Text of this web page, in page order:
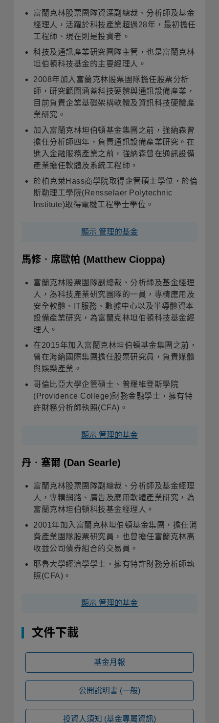
富蘭克林股票團隊資深副總裁、分析師及基金
經理人，活躍於科技產業超過28年，最初擔任
工程師、現在則是投資者。
科技及通訊產業研究團隊主管，也是富蘭克林
坦伯頓科技基金的主要經理人。
2008年加入富蘭克林股票團隊擔任股票分析
師，研究範圍涵蓋科技硬體與通訊設備產業，
目前負責企業基礎架構軟體及資訊科技硬體產
業研究。
加入富蘭克林坦伯頓基金集團之前，強納森曾
擔任分析師四年，負責通訊設備產業研究。在
進入金融服務產業之前，強納森曾在通訊設備
產業擔任軟體及系統工程師。
於柏克萊Hass商學院取得企管碩士學位，於倫
斯勒理工學院(Rensselaer Polytechnic
Institute)取得電機工程學士學位。
顯示 管理的基金
馬修‧席歐帕 (Matthew Cioppa)
富蘭克林股票團隊副總裁、分析師及基金經理
人，為科技產業研究團隊的一員，專精應用及
安全軟體、IT服務、數據中心以及半導體資本
設備產業研究，為富蘭克林坦伯頓科技基金經
理人。
在2015年加入富蘭克林坦伯頓基金集團之前，
曾在海納國際集團擔任股票研究員，負責媒體
與娛樂產業。
哥倫比亞大學企管碩士、普羅維登斯學院
(Providence College)財務金融學士，擁有特
許財務分析師執照(CFA)。
顯示 管理的基金
丹‧塞爾 (Dan Searle)
富蘭克林股票團隊副總裁、分析師及基金經理
人，專精網路、廣告及應用軟體產業研究，為
富蘭克林坦伯頓科技基金經理人。
2001年加入富蘭克林坦伯頓基金集團，擔任消
費產業團隊股票研究員，也曾擔任富蘭克林高
收益公司債券組合的交易員。
耶魯大學經濟學學士，擁有特許財務分析師執
照(CFA)。
顯示 管理的基金
文件下載
基金月報
公開說明書 (一般)
投資人須知 (基金專屬資訊)